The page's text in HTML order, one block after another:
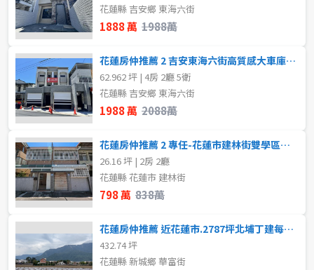
2房 3房
屋齡
不拘
售價
花蓮縣 吉安鄉 東海六街
1888 萬 1988萬
花蓮房仲推薦 2 吉安東海六街高質感大車庫全新別墅(A)
62.962 坪 | 4房 2廳 5衛
花蓮縣 吉安鄉 東海六街
1988 萬 2088萬
花蓮房仲推薦 2 專任-花蓮市建林街雙學區低總價免整理透天
26.16 坪 | 2房 2廳
花蓮縣 花蓮市 建林街
798 萬 838萬
花蓮房仲推薦 近花蓮市.2787坪北埔丁建每坪4萬8
432.74 坪
花蓮縣 新城鄉 華富街